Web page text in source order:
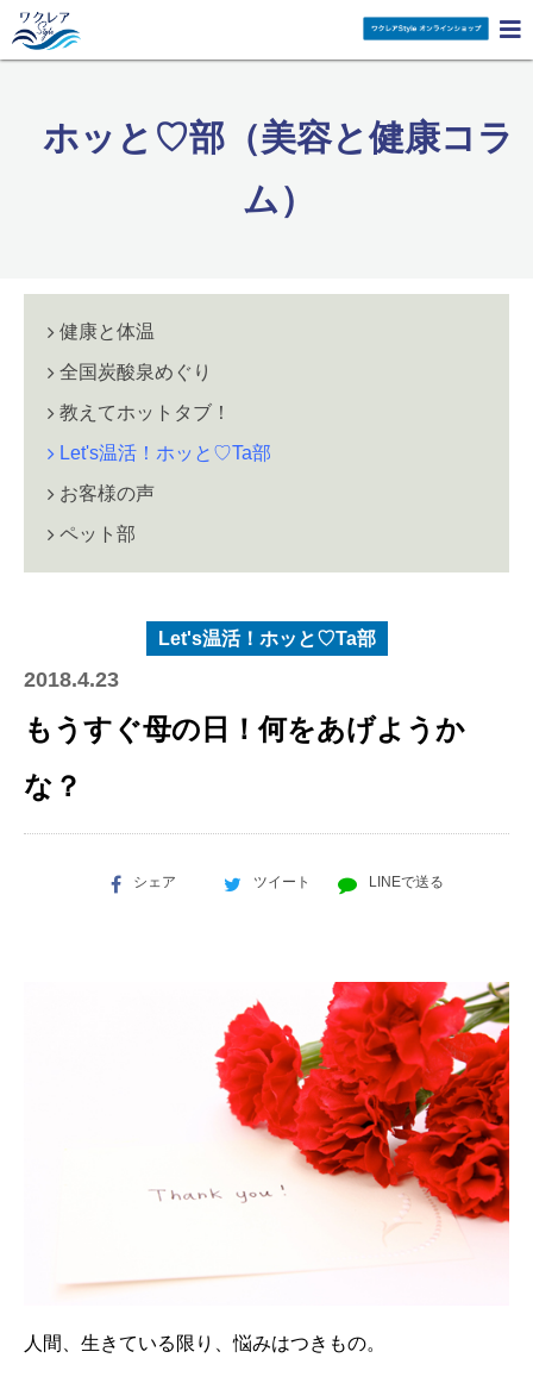

ホッと♡部（美容と健康コラ
ム）
健康と体温
全国炭酸泉めぐり
教えてホットタブ！
Let's温活！ホッと♡Ta部
お客様の声
ペット部
Let's温活！ホッと♡Ta部
2018.4.23
もうすぐ母の日！何をあげようか
な？
シェア ツイート LINEで送る
人間、生きている限り、悩みはつきもの。